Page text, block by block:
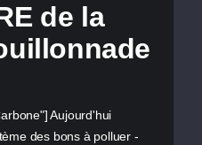
de la
Aujourd'hui
des bons à polluer -